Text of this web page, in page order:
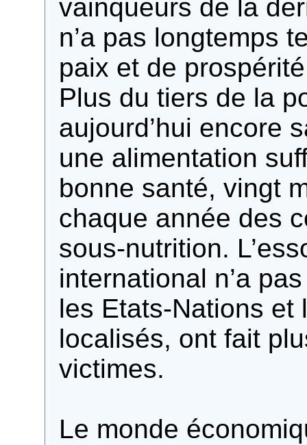
vainqueurs de la
n’a pas longtemps
paix et de
Plus du tiers de la
aujourd’hui encore
une alimentation
bonne santé, vingt
chaque année des
sous-nutrition.
international n’a
les Etats-Nations et
localisés, ont fait
victimes.
Le monde